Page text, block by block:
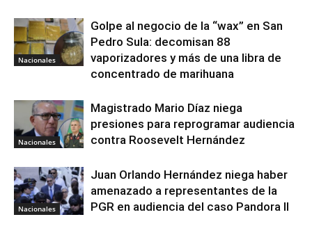
Nacionales
Golpe al negocio de la “wax” en San
Pedro Sula: decomisan 88
vaporizadores y más de una libra de
concentrado de marihuana
Nacionales
Magistrado Mario Díaz niega
presiones para reprogramar audiencia
contra Roosevelt Hernández
Nacionales
Juan Orlando Hernández niega haber
amenazado a representantes de la
PGR en audiencia del caso Pandora II